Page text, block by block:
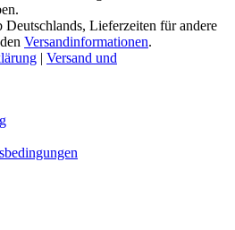
zzgl.
Lieferzeiten für andere
denVersandinformationen